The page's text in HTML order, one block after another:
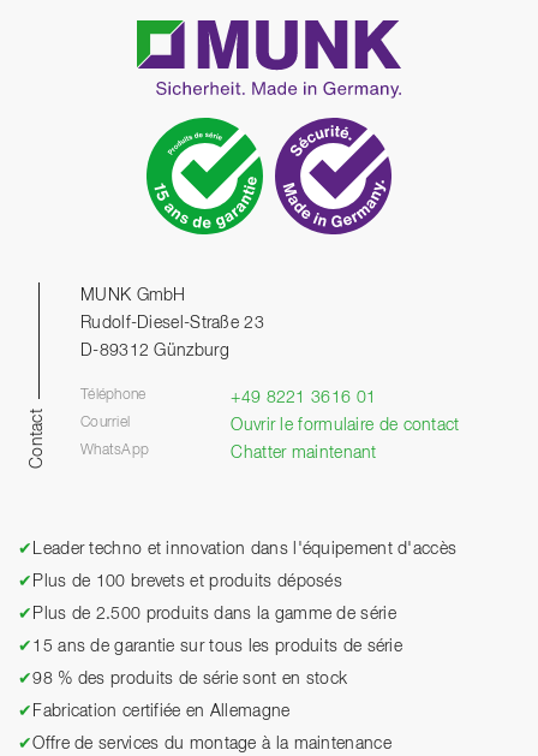
Contact
MUNK GmbH
Rudolf-Diesel-Straße 23
D-89312 Günzburg
Téléphone +49 8221 3616 01
Courriel Ouvrir le formulaire de contact
WhatsApp Chatter maintenant
✔ Leader techno et innovation dans l'équipement d'accès
✔ Plus de 100 brevets et produits déposés
✔ Plus de 2.500 produits dans la gamme de série
✔ 15 ans de garantie sur tous les produits de série
✔98 % des produits de série sont en stock
✔ Fabrication certifiée en Allemagne
✔Offre de services du montage à la maintenance